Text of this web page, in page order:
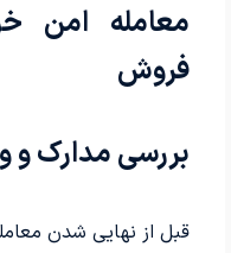
معامله امن
فروش
بررسی مدارک
قبل از نهایی شدن